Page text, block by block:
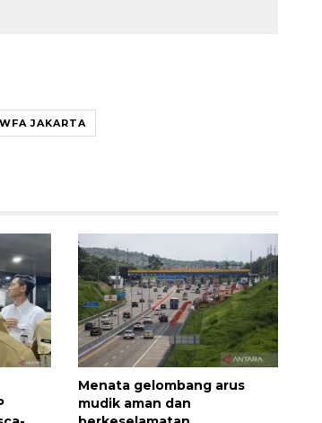
WFA JAKARTA
Menata gelombang arus
mudik aman dan